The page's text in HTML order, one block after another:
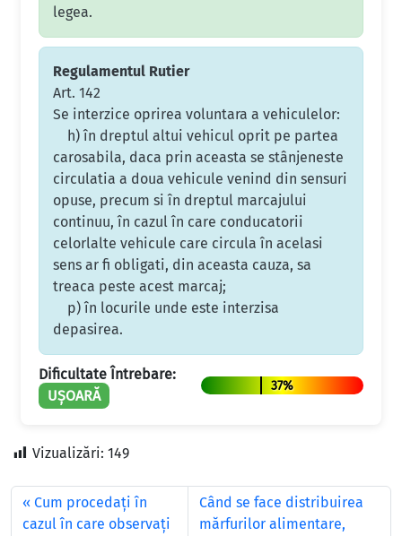
legea.
Regulamentul Rutier
Art. 142
Se interzice oprirea voluntara a vehiculelor:
h) în dreptul altui vehicul oprit pe partea
carosabila, daca prin aceasta se stânjeneste
circulatia a doua vehicule venind din sensuri
opuse, precum si în dreptul marcajului
continuu, în cazul în care conducatorii
celorlalte vehicule care circula în acelasi
sens ar fi obligati, din aceasta cauza, sa
treaca peste acest marcaj;
p) în locurile unde este interzisa
depasirea.
Dificultate Întrebare:
UȘOARĂ
37%
Vizualizări: 149
Cum procedaţi în
cazul în care observaţi
Când se face distribuirea
mărfurilor alimentare,